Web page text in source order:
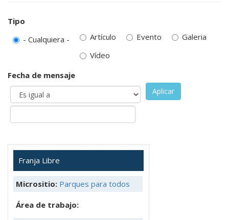
Tipo
- Cualquiera -
Artículo Evento
Galeria
Vídeo
Fecha de mensaje
Aplicar
Franja Libre
Micrositio: Parques para todos
Área de trabajo: